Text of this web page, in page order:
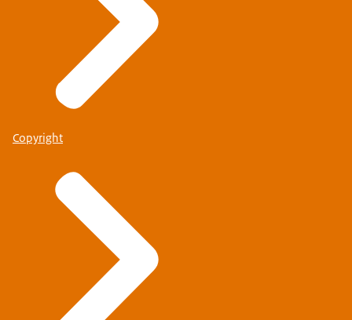
Copyright